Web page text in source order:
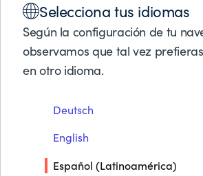
Selecciona tus idiomas
Según la configuración de tu
observamos que tal vez
en otro idioma.
Deutsch
English
Español (Latinoamérica)
DATAOPS PARA SERVICIOS
Convierte una
de complejidad
en una fuente
oportunidades de